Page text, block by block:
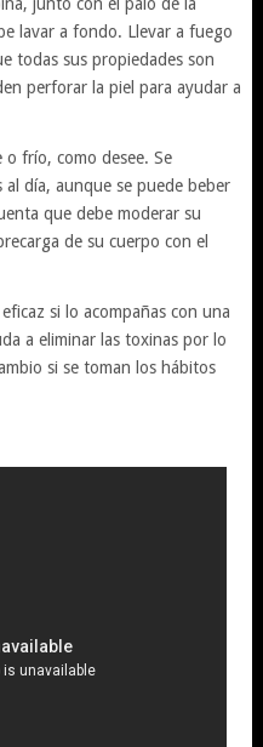
junto con el palo de la
lavar a fondo. Llevar a fuego
todas sus propiedades son
perforar la piel para ayudar a
frío, como desee. Se
día, aunque se puede beber
que debe moderar su
de su cuerpo con el
si lo acompañas con una
a eliminar las toxinas por lo
si se toman los hábitos